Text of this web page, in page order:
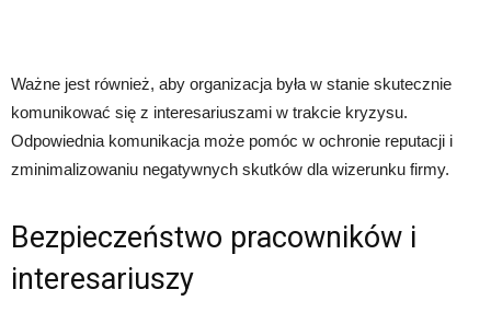
Ważne jest również, aby organizacja była w stanie skutecznie
komunikować się z interesariuszami w trakcie kryzysu.
Odpowiednia komunikacja może pomóc w ochronie reputacji i
zminimalizowaniu negatywnych skutków dla wizerunku firmy.
Bezpieczeństwo pracowników i
interesariuszy